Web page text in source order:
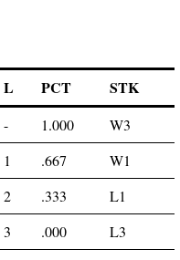
L PCT STK
- 1.000
W3
1 .667
W1
2 .333
L1
3 .000 L3